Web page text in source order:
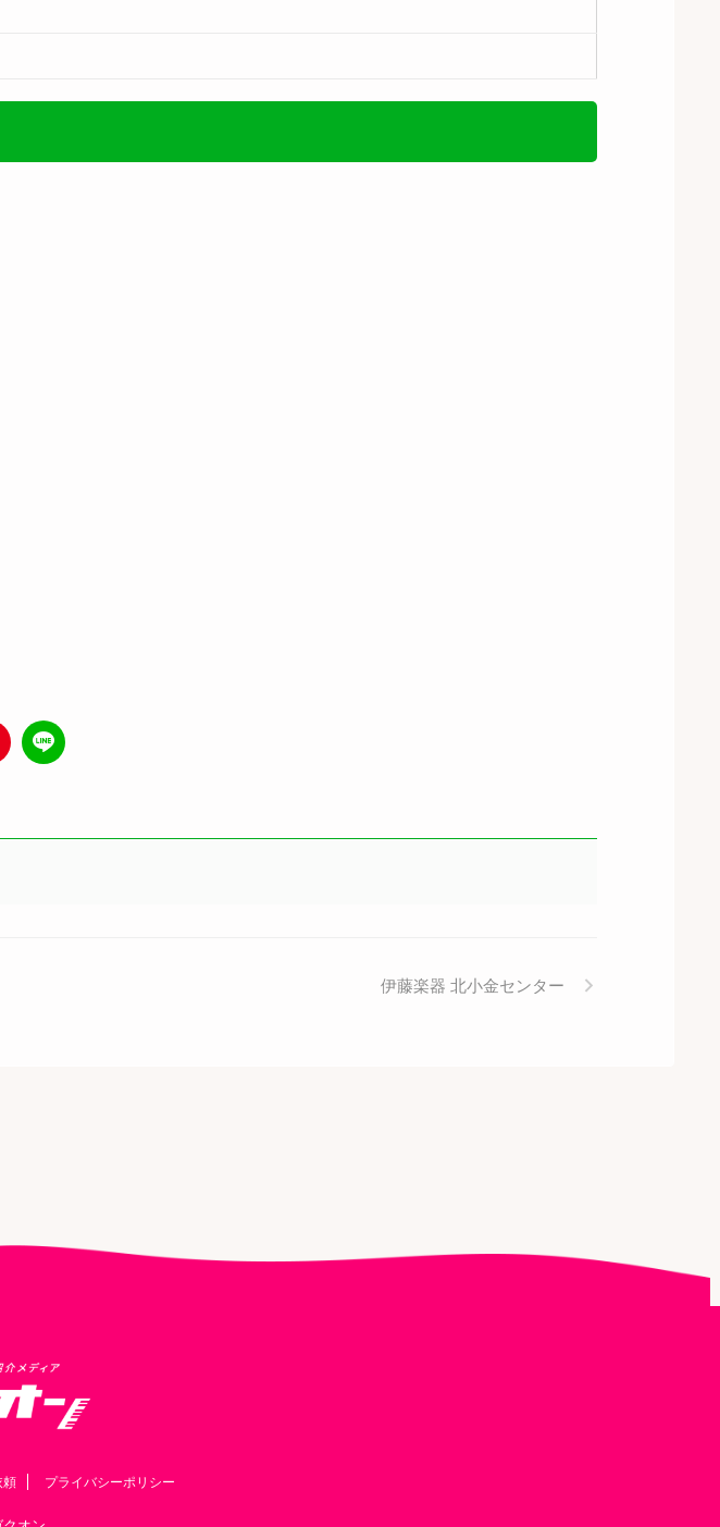
伊藤楽器 北小金センター
頼 プライバシーポリシー